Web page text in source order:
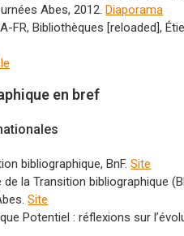
Abes, 2012.Diaporama
FR, Bibliothèques [reloaded],
en bref
bibliographique, BnF.Site
la Transition bibliographique
Site
Potentiel : réflexions sur